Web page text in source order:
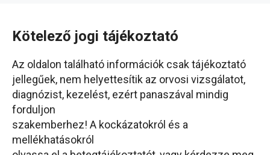
Kötelező jogi tájékoztató
Az oldalon található információk csak tájékoztató
jellegűek, nem helyettesítik az orvosi vizsgálatot,
diagnózist, kezelést, ezért panaszával mindig
forduljon
szakemberhez! A kockázatokról és a
mellékhatásokról